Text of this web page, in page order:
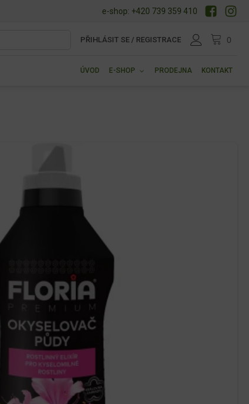
e-shop: +420 739 359 410
PŘIHLÁSIT SE / REGISTRACE
ÚVOD E-SHOP PRODEJNA KONTAKT